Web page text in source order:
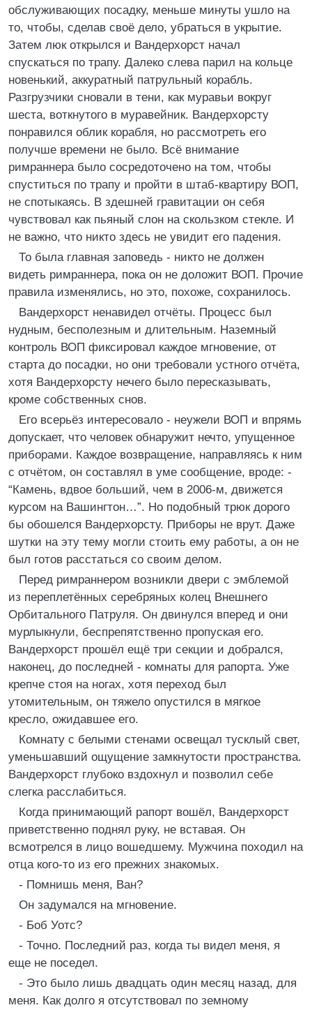
обслуживающих посадку, меньше минуты ушло на
то, чтобы, сделав своё дело, убраться в укрытие.
Затем люк открылся и Вандерхорст начал
спускаться по трапу. Далеко слева парил на кольце
новенький, аккуратный патрульный корабль.
Разгрузчики сновали в тени, как муравьи вокруг
шеста, воткнутого в муравейник. Вандерхорсту
понравился облик корабля, но рассмотреть его
получше времени не было. Всё внимание
римраннера было сосредоточено на том, чтобы
спуститься по трапу и пройти в штаб-квартиру ВОП,
не спотыкаясь. В здешней гравитации он себя
чувствовал как пьяный слон на скользком стекле. И
не важно, что никто здесь не увидит его падения.
То была главная заповедь - никто не должен
видеть римраннера, пока он не доложит ВОП. Прочие
правила изменялись, но это, похоже, сохранилось.
Вандерхорст ненавидел отчёты. Процесс был
нудным, бесполезным и длительным. Наземный
контроль ВОП фиксировал каждое мгновение, от
старта до посадки, но они требовали устного отчёта,
хотя Вандерхорсту нечего было пересказывать,
кроме собственных снов.
Его всерьёз интересовало - неужели ВОП и впрямь
допускает, что человек обнаружит нечто, упущенное
приборами. Каждое возвращение, направляясь к ним
с отчётом, он составлял в уме сообщение, вроде: -
“Камень, вдвое больший, чем в 2006-м, движется
курсом на Вашингтон…”. Но подобный трюк дорого
бы обошелся Вандерхорсту. Приборы не врут. Даже
шутки на эту тему могли стоить ему работы, а он не
был готов расстаться со своим делом.
Перед римраннером возникли двери с эмблемой
из переплетённых серебряных колец Внешнего
Орбитального Патруля. Он двинулся вперед и они
мурлыкнули, беспрепятственно пропуская его.
Вандерхорст прошёл ещё три секции и добрался,
наконец, до последней - комнаты для рапорта. Уже
крепче стоя на ногах, хотя переход был
утомительным, он тяжело опустился в мягкое
кресло, ожидавшее его.
Комнату с белыми стенами освещал тусклый свет,
уменьшавший ощущение замкнутости пространства.
Вандерхорст глубоко вздохнул и позволил себе
слегка расслабиться.
Когда принимающий рапорт вошёл, Вандерхорст
приветственно поднял руку, не вставая. Он
всмотрелся в лицо вошедшему. Мужчина походил на
отца кого-то из его прежних знакомых.
- Помнишь меня, Ван?
Он задумался на мгновение.
- Боб Уотс?
- Точно. Последний раз, когда ты видел меня, я
еще не поседел.
- Это было лишь двадцать один месяц назад, для
меня. Как долго я отсутствовал по земному